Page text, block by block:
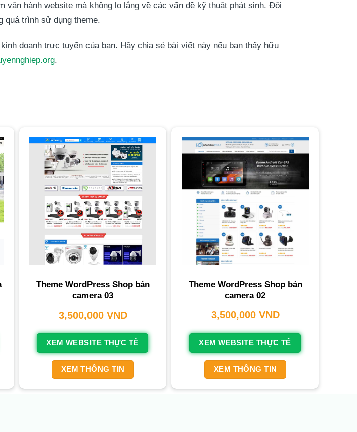
vận hành website mà không lo lắng về các vấn đề kỹ thuật phát sinh. Đội
quá trình sử dụng theme.
doanh trực tuyến của bạn. Hãy chia sẻ bài viết này nếu bạn thấy hữu
.
Theme WordPress Shop bán
camera 03
3,500,000 VND
XEM WEBSITE THỰC TẾ
XEM THÔNG TIN
Theme WordPress Shop bán
camera 02
3,500,000 VND
XEM WEBSITE THỰC TẾ
XEM THÔNG TIN